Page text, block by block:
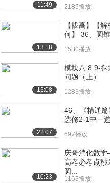
[13] 圆锥曲线大题 定点问
[14] 圆锥曲线大题 定点问
[15] 圆锥曲线大题 定点问
[16] 圆锥曲线大题 定点问
题第五讲
11:49 2185播放
13:18
【拔高】【解
何】 36、圆锥
1530播放
13:08
模块八 8.9-探
问题（上）
1283播放
22:07
46、《精通篇
选修2-1中一道
697播放
10:23
庆哥消化数
高考必考点秒
圆...
1163播放